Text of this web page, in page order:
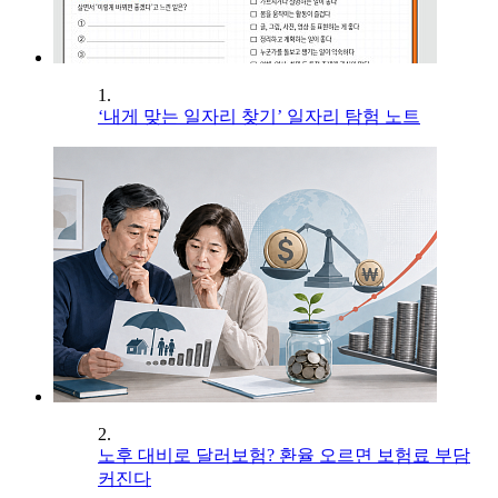
1.
‘내게 맞는 일자리 찾기’ 일자리 탐험 노트
2.
노후 대비로 달러보험? 환율 오르면 보험료 부담
커진다